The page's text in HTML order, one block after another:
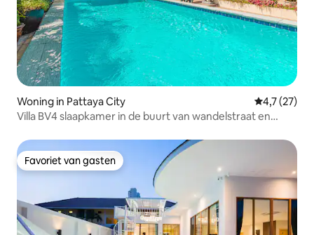
Woning in Pattaya City
4,7 (27)
Villa BV4 slaapkamer in de buurt van wandelstraat en
Favoriet van gasten
Favoriet van gasten